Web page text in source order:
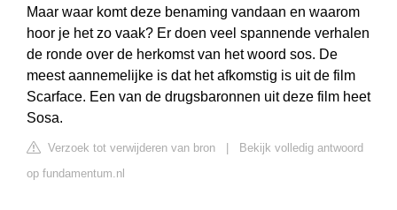
Maar waar komt deze benaming vandaan en waarom
hoor je het zo vaak? Er doen veel spannende verhalen
de ronde over de herkomst van het woord sos. De
meest aannemelijke is dat het afkomstig is uit de film
Scarface. Een van de drugsbaronnen uit deze film heet
Sosa.
Verzoek tot verwijderen van bron
Bekijk volledig antwoord
op fundamentum.nl